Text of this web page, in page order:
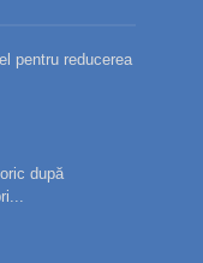
pentru reducerea
după